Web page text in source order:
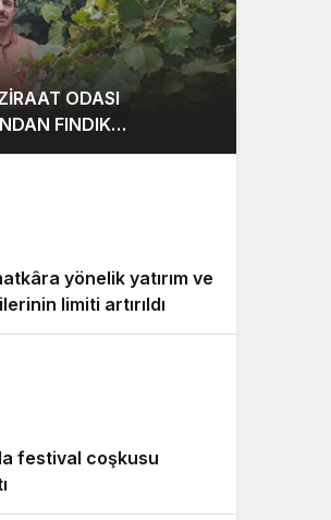
ODASI
FINDIK
AĞUSTOS AYI İÇİN
yönelik yatırım ve
limiti artırıldı
festival coşkusu